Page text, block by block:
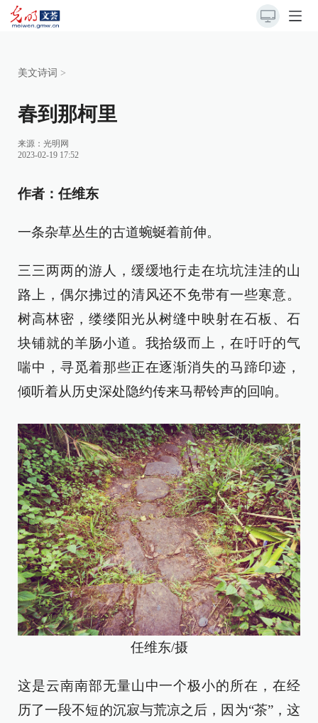
美文诗词 >
春到那柯里
来源： 光明网
2023-02-19 17:52
作者：任维东
一条杂草丛生的古道蜿蜒着前伸。
三三两两的游人，缓缓地行走在坑坑洼洼的山
路上，偶尔拂过的清风还不免带有一些寒意。
树高林密，缕缕阳光从树缝中映射在石板、石
块铺就的羊肠小道。我拾级而上，在吁吁的气
喘中，寻觅着那些正在逐渐消失的马蹄印迹，
倾听着从历史深处隐约传来马帮铃声的回响。
任维东/摄
这是云南南部无量山中一个极小的所在，在经
历了一段不短的沉寂与荒凉之后，因为“茶”，这